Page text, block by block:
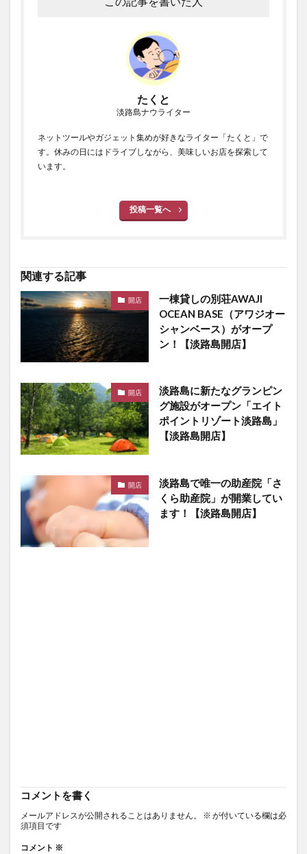
たくと
淡路島ナウライター
ネットツールやガジェット集めが好きなライター「たくと」で
す。休みの日にはドライブしながら、美味しいお店を探索して
います。
投稿一覧へ
関連する記事
開店
一棟貸しの別荘AWAJI
OCEAN BASE（アワジオー
シャンベース）がオープ
ン！【淡路島開店】
開店
淡路島に新たなグランピン
グ施設がオープン「エイト
ポイントリゾート淡路島」
【淡路島開店】
開店
淡路島で唯一の助産院「さ
くら助産院」が開業してい
ます！【淡路島開店】
コメントを書く
メールアドレスが公開されることはありません。 ※ が付いている欄は必
須項目です
コメント ※